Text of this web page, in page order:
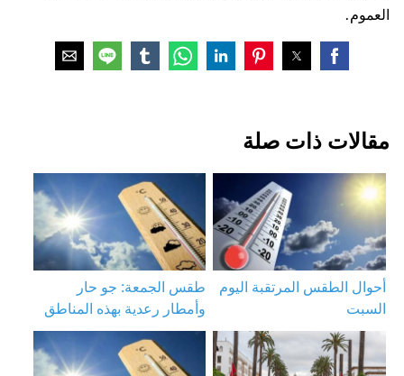
العموم.
مقالات ذات صلة
أحوال الطقس المرتقبة اليوم
السبت
طقس الجمعة: جو حار
وأمطار رعدية بهذه المناطق